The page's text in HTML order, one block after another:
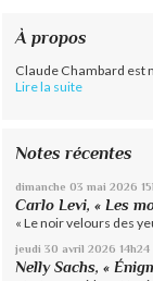
À propos
Claude Chambard est
Lire la suite
Notes récentes
dimanche 03 mai 2026
Carlo Levi, « Les
« Le noir velours des
jeudi 30 avril 2026 14h24
Nelly Sachs, «